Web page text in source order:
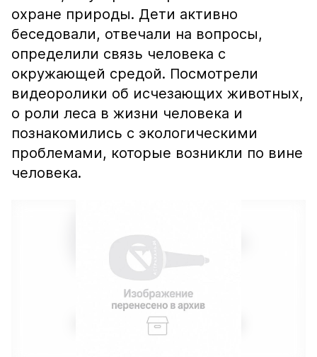
охране природы. Дети активно
беседовали, отвечали на вопросы,
определили связь человека с
окружающей средой. Посмотрели
видеоролики об исчезающих животных,
о роли леса в жизни человека и
познакомились с экологическими
проблемами, которые возникли по вине
человека.